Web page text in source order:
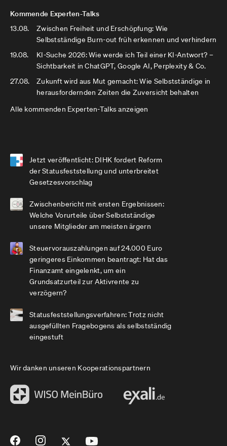
Kommende Experten-Talks
13.08.
Zwischen Freiheit und Erschöpfung: Wie
Selbstständige Burn-out früh erkennen und verhindern
19.08.
KI-Suche 2026: Wie werde ich Teil einer KI-Antwort? –
Sichtbarkeit in ChatGPT, Google AI, Perplexity & Co.
27.08.
Zukunft wird aus Mut gemacht: Wie Selbstständige in
herausfordernden Zeiten die Zuversicht behalten
Alle kommenden Experten-Talks anzeigen
Jetzt veröffentlicht: DIHK fordert Reform
der Statusfeststellung und unterbreitet
Gesetzesvorschlag
Zwischenbericht mit ersten Ergebnissen:
Welche Vorurteile über Selbstständige
unsere Mitglieder am meisten ärgern
Steuervorauszahlungen auf 24.000 Euro
geringeres Einkommen beantragt: Hat das
Finanzamt eingelenkt, um ein
Grundsatzurteil zur Aktivrente zu
verzögern?
Statusfeststellungsverfahren: Trotz nicht
ausgefüllten Fragebogens als selbstständig
eingestuft
Wir danken unseren Kooperationspartnern